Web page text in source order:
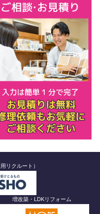
リクルート）
増改築・LDKリフォーム